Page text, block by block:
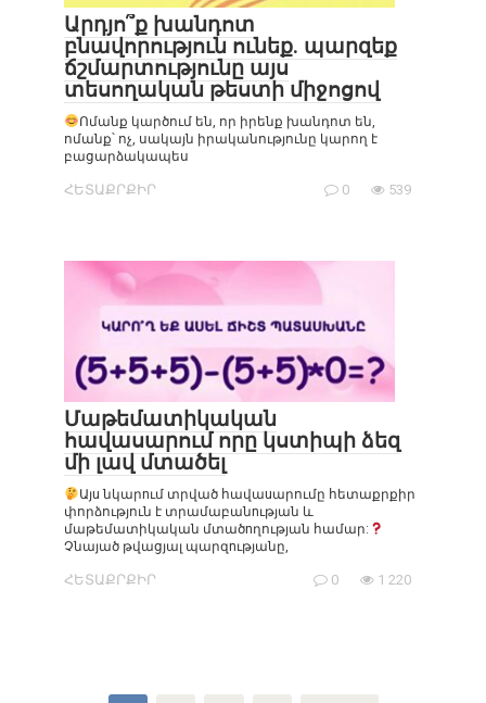
Արդյո՞ք խանդոտ
բնավորություն ունեք. պարզեք
ճշմարտությունը այս
տեսողական թեստի միջոցով
Ոմանք կարծում են, որ իրենք խանդոտ են,
ոմանք՝ ոչ, սակայն իրականությունը կարող է
բացարձակապես
ՀԵՏԱՔՐՔԻՐ 0 539
Մաթեմատիկական
հավասարում որը կստիպի ձեզ
մի լավ մտածել
Այu նկարnւմ տրված հավաuարումը հետաքրքիր
փորձություն է տրամաբանnւթյան և
մաթեմատիկական մտածnղության համար:
Չնայած թվացյալ պարզnւթյանը,
ՀԵՏԱՔՐՔԻՐ 0 1 220